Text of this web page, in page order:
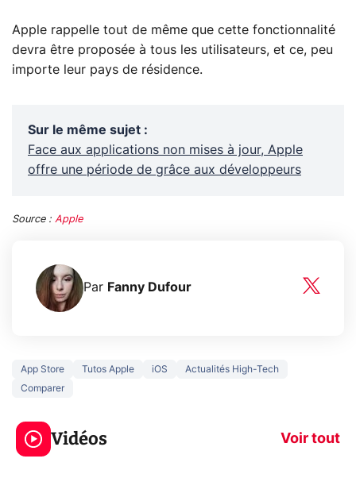
Apple rappelle tout de même que cette fonctionnalité
devra être proposée à tous les utilisateurs, et ce, peu
importe leur pays de résidence.
Sur le même sujet :
Face aux applications non mises à jour, Apple
offre une période de grâce aux développeurs
Source : Apple
Par Fanny Dufour
App Store Tutos Apple iOS
Actualités High-Tech
Comparer
Vidéos Voir tout
3 écrans en 1 pour
319€ ? Voici L'AOC
CQ32G4ZA !
prochaine